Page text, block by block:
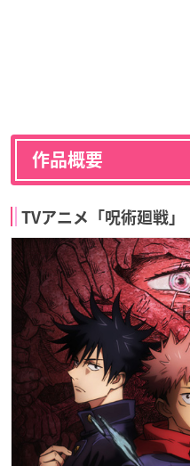
作品概要
TVアニメ「呪術廻戦」